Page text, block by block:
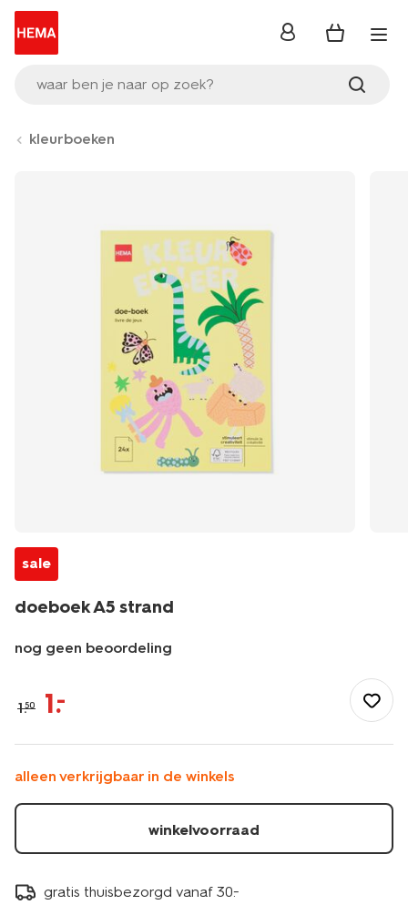
waar ben je naar op zoek?
inloggen
kleurboeken
sale
doeboek A5 strand
nog geen beoordeling
hobby/tekenen-
schilderen/kleurboeken/doeboek-
strand-
15900298.html
1.50 1.–
alleen verkrijgbaar in de winkels
winkelvoorraad
gratis thuisbezorgd vanaf 30.-